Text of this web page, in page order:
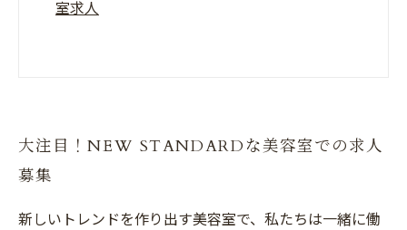
室求人
大注目！NEW STANDARDな美容室での求人
募集
新しいトレンドを作り出す美容室で、私たちは一緒に働